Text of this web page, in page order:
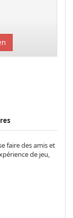
faire des amis et
de jeu,